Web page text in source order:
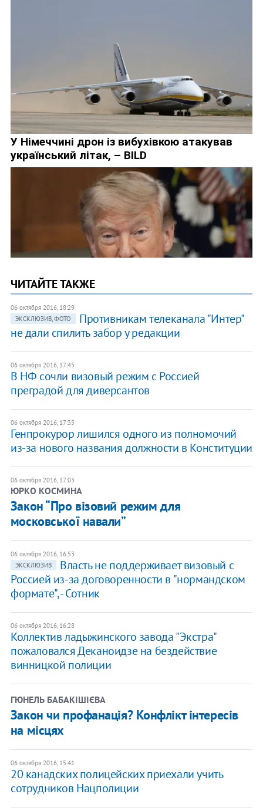
ЧИТАЙТЕ ТАКЖЕ
06 октября 2016, 18:29
ЭКСКЛЮЗИВ, ФОТО
Противникам телеканала "Интер"
не дали спилить забор у редакции
06 октября 2016, 17:45
В НФ сочли визовый режим с Россией
преградой для диверсантов
06 октября 2016, 17:35
Генпрокурор лишился одного из полномочий
из-за нового названия должности в Конституции
06 октября 2016, 17:03
ЮРКО КОСМИНА
Закон “Про візовий режим для
московської навали”
06 октября 2016, 16:53
ЭКСКЛЮЗИВ
Власть не поддерживает визовый с
Россией из-за договоренности в "нормандском
формате", - Сотник
06 октября 2016, 16:28
Коллектив ладыжинского завода "Экстра"
пожаловался Деканоидзе на бездействие
винницкой полиции
ГЮНЕЛЬ БАБАКІШІЄВА
Закон чи профанація? Конфлікт інтересів
на місцях
06 октября 2016, 15:41
20 канадских полицейских приехали учить
сотрудников Нацполиции